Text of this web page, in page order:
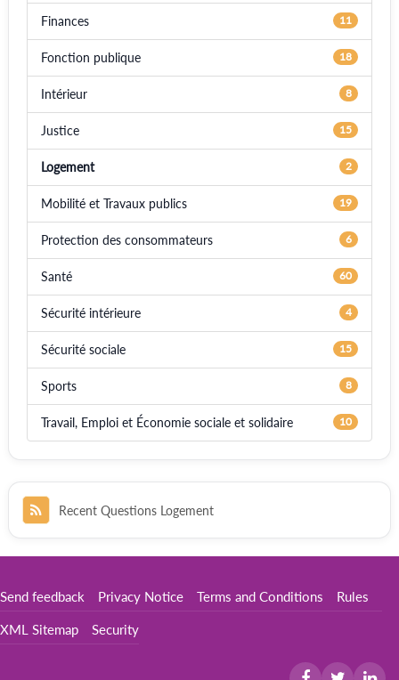
Finances 11
Fonction publique 18
Intérieur 8
Justice 15
Logement 2
Mobilité et Travaux publics 19
Protection des consommateurs 6
Santé 60
Sécurité intérieure 4
Sécurité sociale 15
Sports 8
Travail, Emploi et Économie sociale et solidaire 10
Recent Questions Logement
Send feedback Privacy Notice Terms and Conditions Rules
XML Sitemap Security